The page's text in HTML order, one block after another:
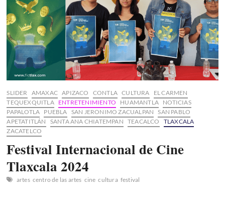
SLIDER AMAXAC APIZACO CONTLA CULTURA
EL CARMEN
TEQUEXQUITLA
ENTRETENIMIENTO HUAMANTLA NOTICIAS
PAPALOTLA PUEBLA SAN JERONIMO ZACUALPAN
SAN PABLO
APETATITLÁN
SANTA ANA CHIATEMPAN TEACALCO
TLAXCALA
ZACATELCO
Festival Internacional de Cine
Tlaxcala 2024
artes centro de las artes cine cultura festival